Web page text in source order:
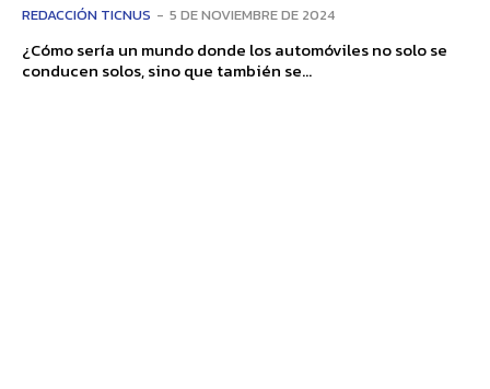
REDACCIÓN TICNUS - 5 DE NOVIEMBRE DE 2024
¿Cómo sería un mundo donde los automóviles no solo se
conducen solos, sino que también se...